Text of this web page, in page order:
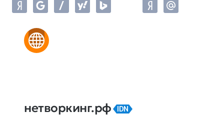
нетворкинг.рф IDN